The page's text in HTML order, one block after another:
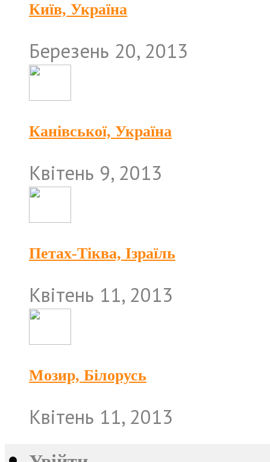
Київ, Україна
Березень 20, 2013
Канівської, Україна
Квітень 9, 2013
Петах-Тіква, Ізраїль
Квітень 11, 2013
Мозир, Білорусь
Квітень 11, 2013